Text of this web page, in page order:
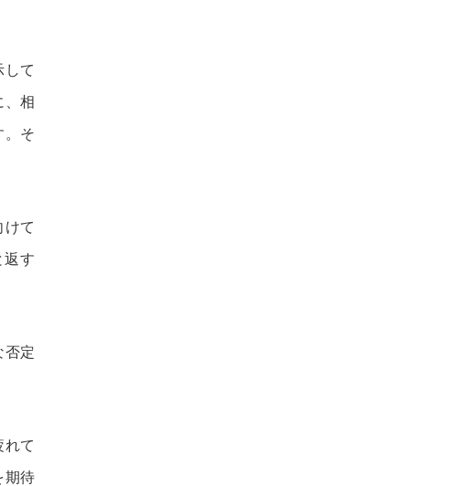
して
、相
。そ
けて
返す
否定
れて
期待